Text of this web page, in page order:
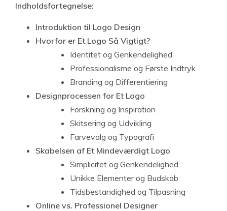
Indholdsfortegnelse:
Introduktion til Logo Design
Hvorfor er Et Logo Så Vigtigt?
Identitet og Genkendelighed
Professionalisme og Første Indtryk
Branding og Differentiering
Designprocessen for Et Logo
Forskning og Inspiration
Skitsering og Udvikling
Farvevalg og Typografi
Skabelsen af Et Mindeværdigt Logo
Simplicitet og Genkendelighed
Unikke Elementer og Budskab
Tidsbestandighed og Tilpasning
Online vs. Professionel Designer